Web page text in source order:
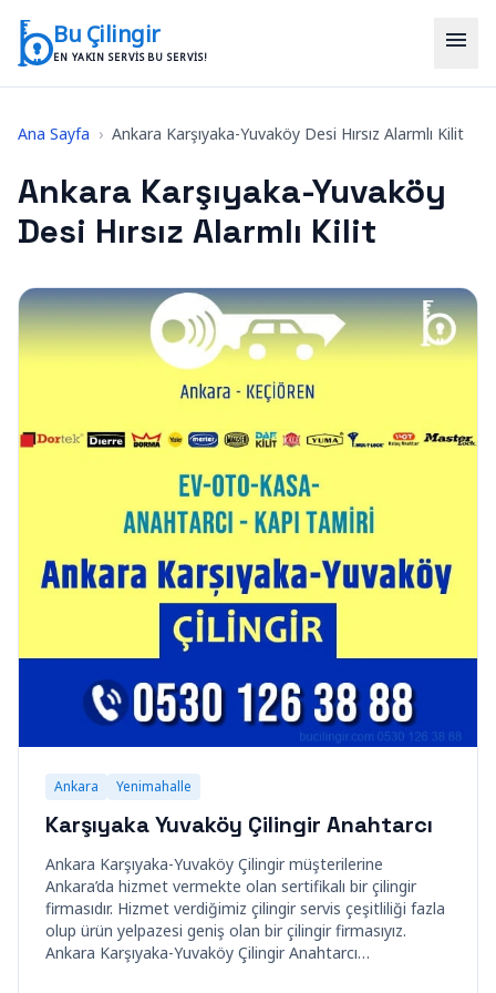
Bu Çilingir
EN YAKIN SERVIS BU SERVIS!
menu
Ana Sayfa › Ankara Karşıyaka-Yuvaköy Desi Hırsız Alarmlı Kilit
Ankara Karşıyaka-Yuvaköy
Desi Hırsız Alarmlı Kilit
Ankara Yenimahalle
Karşıyaka Yuvaköy Çilingir Anahtarcı
Ankara Karşıyaka-Yuvaköy Çilingir müşterilerine
Ankara’da hizmet vermekte olan sertifikalı bir çilingir
firmasıdır. Hizmet verdiğimiz çilingir servis çeşitliliği fazla
olup ürün yelpazesi geniş olan bir çilingir firmasıyız.
Ankara Karşıyaka-Yuvaköy Çilingir Anahtarcı…